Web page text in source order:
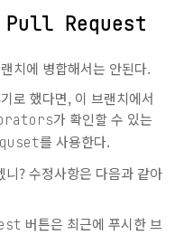
Pull Request
치에 병합해서는 안된다.
로 했다면, 이 브랜치에서
가 확인할 수 있는
를 사용한다.
? 수정사항은 다음과 같아
버튼은 최근에 푸시한 브